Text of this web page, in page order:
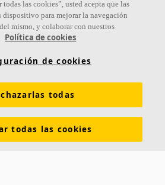
Links
Propiedades funcionales
Ventilación Difusa
las cookies”, usted acepta que las
dispositivo para mejorar la navegación
mismo, y colaborar con nuestros
Política de cookies
de cookies
todas
todas las cookies